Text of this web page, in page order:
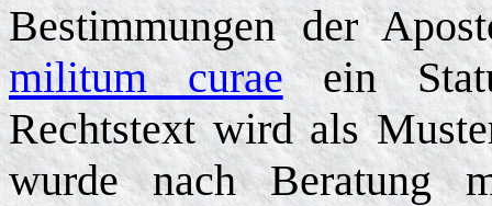
Bestimmungen der
militum curae ein
Rechtstext wird als
wurde nach Beratung